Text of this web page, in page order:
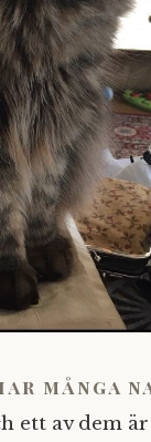
många
ett av dem